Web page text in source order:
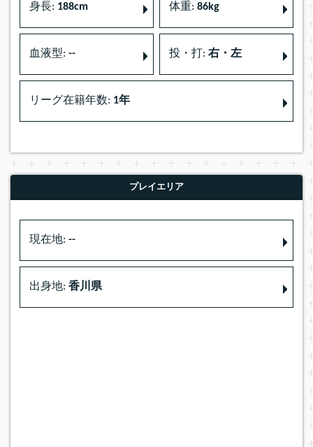
身長: 188cm 体重: 86kg
血液型: -- 投・打: 右・左
リーグ在籍年数: 1年
プレイエリア
現在地: --
出身地: 香川県